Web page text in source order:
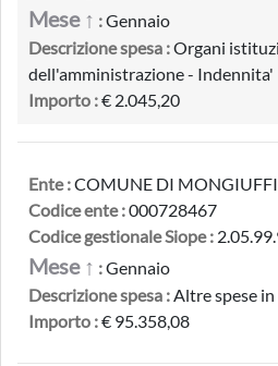
Mese ↑ :Gennaio
Descrizione spesa :Organi
dell'amministrazione - Indennita'
Importo :€ 2.045,20
Ente :COMUNE DI
Codice ente :000728467
Codice gestionale Siope :
Mese ↑ :Gennaio
Descrizione spesa :Altre spese
Importo :€ 95.358,08